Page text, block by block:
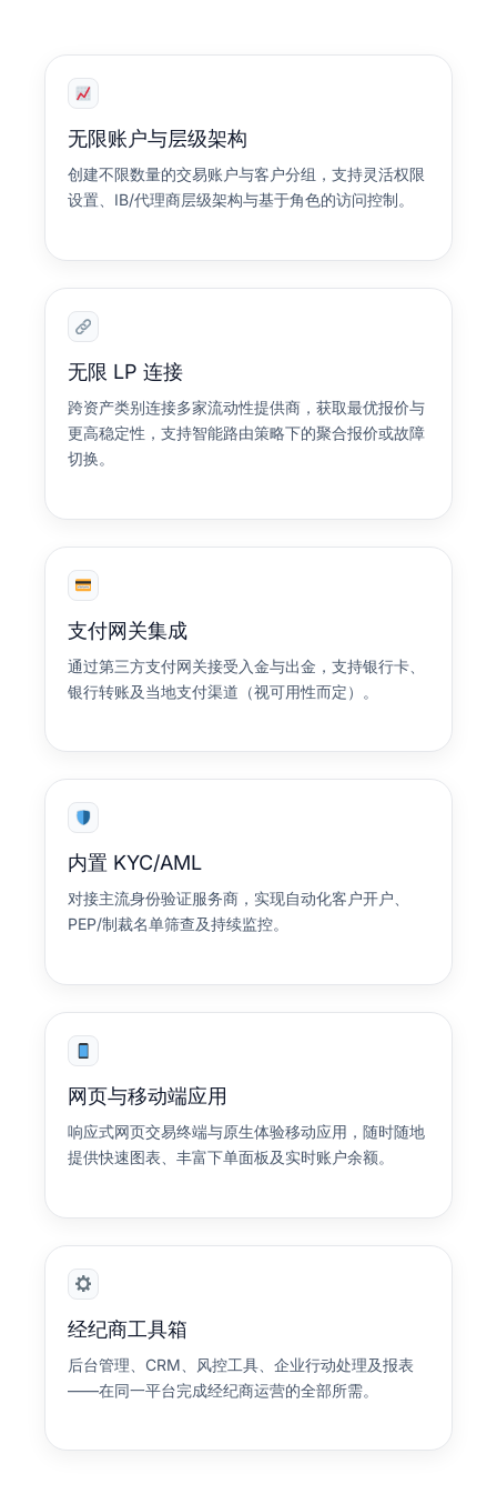
无限账户与层级架构
创建不限数量的交易账户与客户分组，支持灵活权限
设置、IB/代理商层级架构与基于角色的访问控制。
无限 LP 连接
跨资产类别连接多家流动性提供商，获取最优报价与
更高稳定性，支持智能路由策略下的聚合报价或故障
切换。
支付网关集成
通过第三方支付网关接受入金与出金，支持银行卡、
银行转账及当地支付渠道（视可用性而定）。
内置 KYC/AML
对接主流身份验证服务商，实现自动化客户开户、
PEP/制裁名单筛查及持续监控。
网页与移动端应用
响应式网页交易终端与原生体验移动应用，随时随地
提供快速图表、丰富下单面板及实时账户余额。
经纪商工具箱
后台管理、CRM、风控工具、企业行动处理及报表
——在同一平台完成经纪商运营的全部所需。